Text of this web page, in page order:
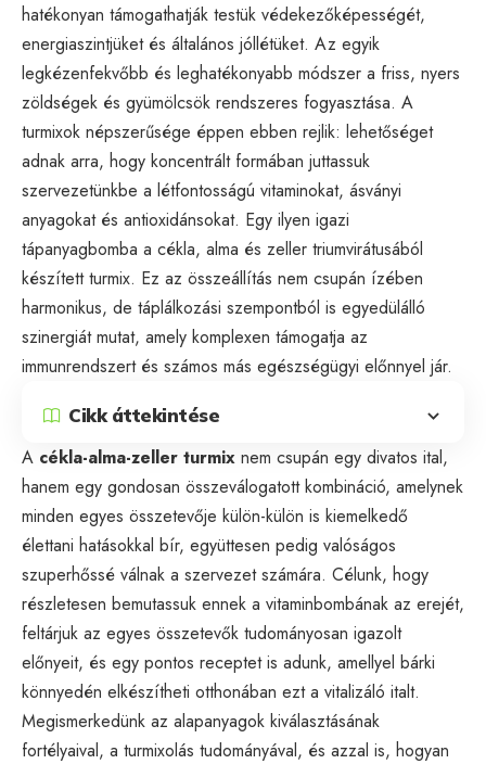
hatékonyan támogathatják testük védekezőképességét,
energiaszintjüket és általános jóllétüket. Az egyik
legkézenfekvőbb és leghatékonyabb módszer a friss, nyers
zöldségek és gyümölcsök rendszeres fogyasztása. A
turmixok népszerűsége éppen ebben rejlik: lehetőséget
adnak arra, hogy koncentrált formában juttassuk
szervezetünkbe a létfontosságú vitaminokat, ásványi
anyagokat és antioxidánsokat. Egy ilyen igazi
tápanyagbomba a cékla, alma és zeller triumvirátusából
készített turmix. Ez az összeállítás nem csupán ízében
harmonikus, de táplálkozási szempontból is egyedülálló
szinergiát mutat, amely komplexen támogatja az
immunrendszert és számos más egészségügyi előnnyel jár.
Cikk áttekintése
A cékla-alma-zeller turmix nem csupán egy divatos ital,
hanem egy gondosan összeválogatott kombináció, amelynek
minden egyes összetevője külön-külön is kiemelkedő
élettani hatásokkal bír, együttesen pedig valóságos
szuperhőssé válnak a szervezet számára. Célunk, hogy
részletesen bemutassuk ennek a vitaminbombának az erejét,
feltárjuk az egyes összetevők tudományosan igazolt
előnyeit, és egy pontos receptet is adunk, amellyel bárki
könnyedén elkészítheti otthonában ezt a vitalizáló italt.
Megismerkedünk az alapanyagok kiválasztásának
fortélyaival, a turmixolás tudományával, és azzal is, hogyan